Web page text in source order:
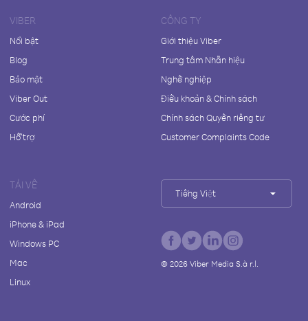
VIBER
Nổi bật
Blog
Bảo mật
Viber Out
Cước phí
Hỗ trợ
CÔNG TY
Giới thiệu Viber
Trung tâm Nhãn hiệu
Nghề nghiệp
Điều khoản & Chính sách
Chính sách Quyền riêng tư
Customer Complaints Code
TẢI VỀ
Android
iPhone & iPad
Windows PC
Mac
Linux
Tiếng Việt
© 2026Viber Media S.à r.l.